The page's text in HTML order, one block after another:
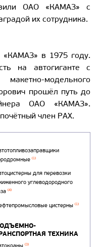
ОАО «КАМАЗ» с
их сотрудника.
в 1975 году.
на автогиганте с
модельного
прошёл путь до
ОАО «КАМАЗ».
член РАХ.